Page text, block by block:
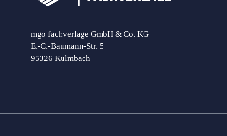
mgo fachverlage GmbH & Co. KG
E.-C.-Baumann-Str. 5
95326 Kulmbach